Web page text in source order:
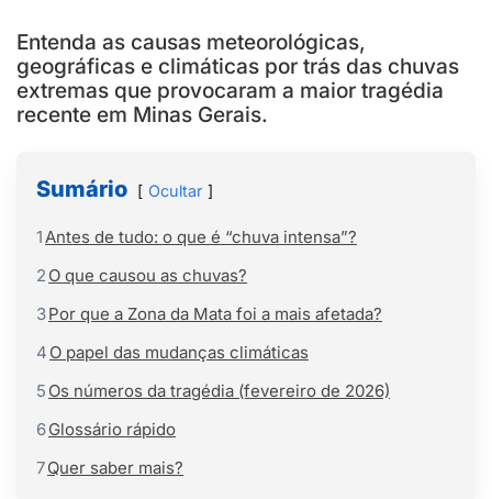
Entenda as causas meteorológicas,
geográficas e climáticas por trás das chuvas
extremas que provocaram a maior tragédia
recente em Minas Gerais.
Sumário Ocultar
1Antes de tudo: o que é “chuva intensa”?
2 O que causou as chuvas?
3Por que a Zona da Mata foi a mais afetada?
4 O papel das mudanças climáticas
5 Os números da tragédia (fevereiro de 2026)
6Glossário rápido
7Quer saber mais?